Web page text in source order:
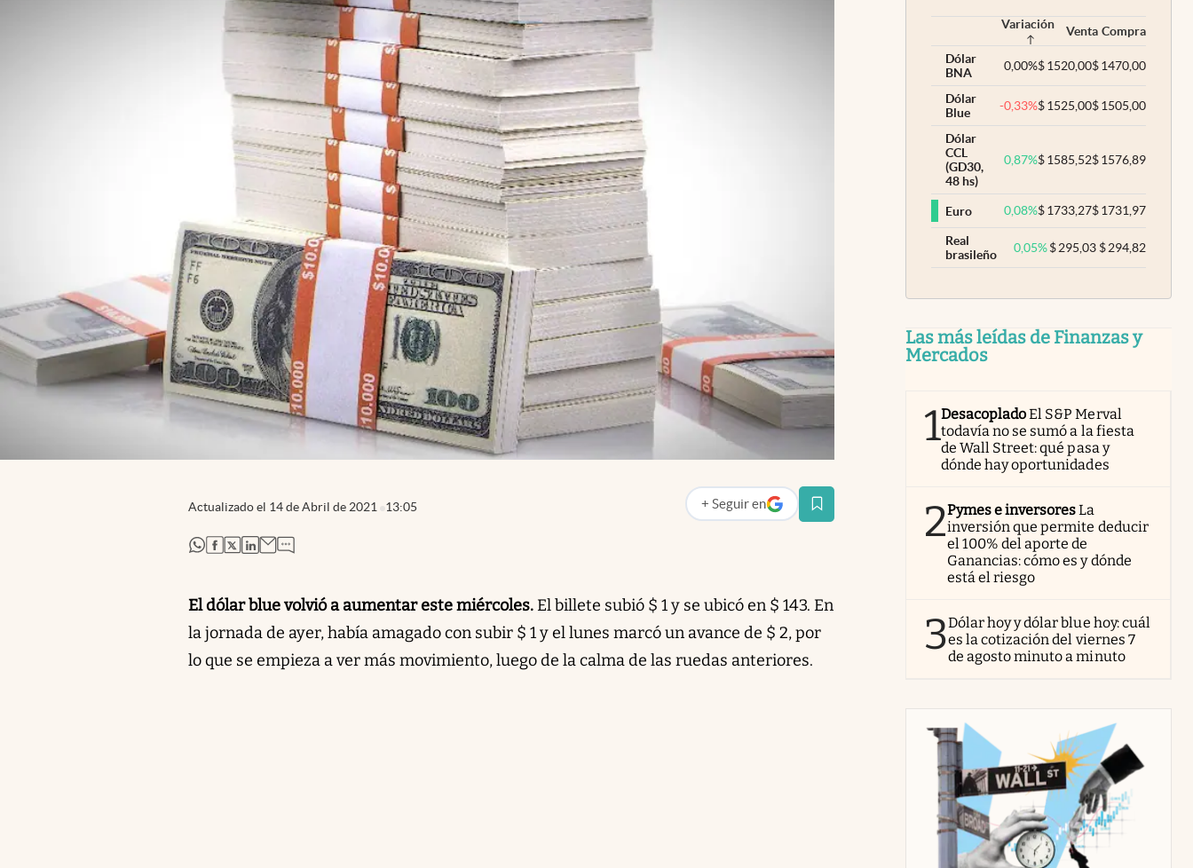
Actualizado el 14 de Abril de 2021 13:05 + Seguir en
abre en nueva pestaña
abre en nueva pestaña
abre en nueva pestaña
abre en nueva pestaña
abre en nueva pestaña
El dólar blue volvió a aumentar este miércoles.El billete subió $ 1 y se ubicó en $ 143. En
la jornada de ayer, había amagado con subir $ 1 y el lunes marcó un avance de $ 2, por
lo que se empieza a ver más movimiento, luego de la calma de las ruedas anteriores.
Variación Venta Compra
Dólar
BNA
0,00%$1520,00$1470,00
Dólar
Blue
-0,33%$1525,00$1505,00
Dólar
CCL
(GD30,
48 hs)
0,87%$1585,52$1576,89
Euro 0,08%$1733,27$1731,97
Real
brasileño
0,05% $295,03 $294,82
Las más leídas de Finanzas y
Mercados
1DesacopladoEl S&P Merval
todavía no se sumó a la fiesta
de Wall Street: qué pasa y
dónde hay oportunidades
2Pymes e inversoresLa
inversión que permite deducir
el 100% del aporte de
Ganancias: cómo es y dónde
está el riesgo
3Dólar hoy y dólar blue hoy: cuál
es la cotización del viernes 7
de agosto minuto a minuto